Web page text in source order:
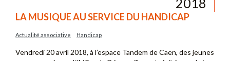
2018
LA MUSIQUE AU SERVICE DU HANDICAP
Actualité associative Handicap
Vendredi 20 avril 2018, à l’espace Tandem de Caen, des jeunes